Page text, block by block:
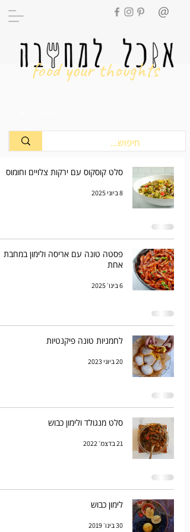
food your thoughts
סלט קוסקוס עם ירקות צלויים וחומוס
8 ביוני 2025
פסטה טונה עם אריסה ולימון במחבת
אחת
6 בינו׳ 2025
לחמניות טונה פיקנטיות
20 ביוני 2023
סלט מנגולד ולימון כבוש
21 בדצמ׳ 2022
לימון כבוש
30 בינו׳ 2019